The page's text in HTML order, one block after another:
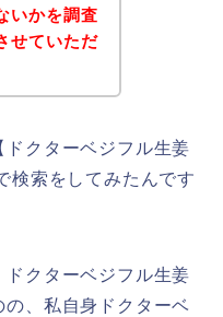
いかを調査
せていただ
ドクターベジフル生姜
検索をしてみたんです
クターベジフル生姜
、私自身ドクターベ